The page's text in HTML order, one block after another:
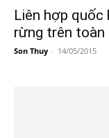
Liên hợp quốc
rừng trên toàn
Son Thuy - 14/05/2015